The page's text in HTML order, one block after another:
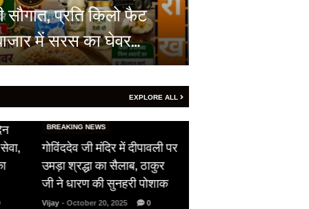
प्रति किलो फैट
में सरस का घेवर…
EXPLORE ALL
BREAKING NEWS
गोविंददेव जी मंदिर में दीपावली पर
उमड़ा श्रद्धा का सैलाब, ठाकुर
जी ने धारण की सुनहरी पोशाक
Vijay - October 20, 2025 0